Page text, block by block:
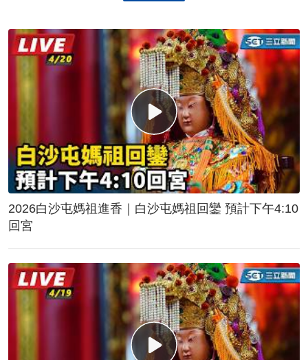
2026白沙屯媽祖進香｜白沙屯媽祖回鑾 預計下午4:10
回宮